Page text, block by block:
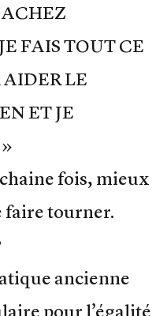
FAIS TOUT CE
AIDER LE
ET JE
fois, mieux
faire tourner.
ancienne
pour l’égalité